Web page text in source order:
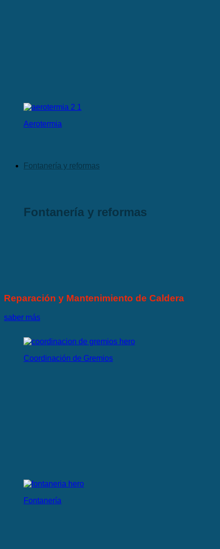
Aerotermia
Fontanería y reformas
Fontanería y reformas
Coordinación de Gremios
Fontanería
Reparación y Mantenimiento de Caldera
saber más